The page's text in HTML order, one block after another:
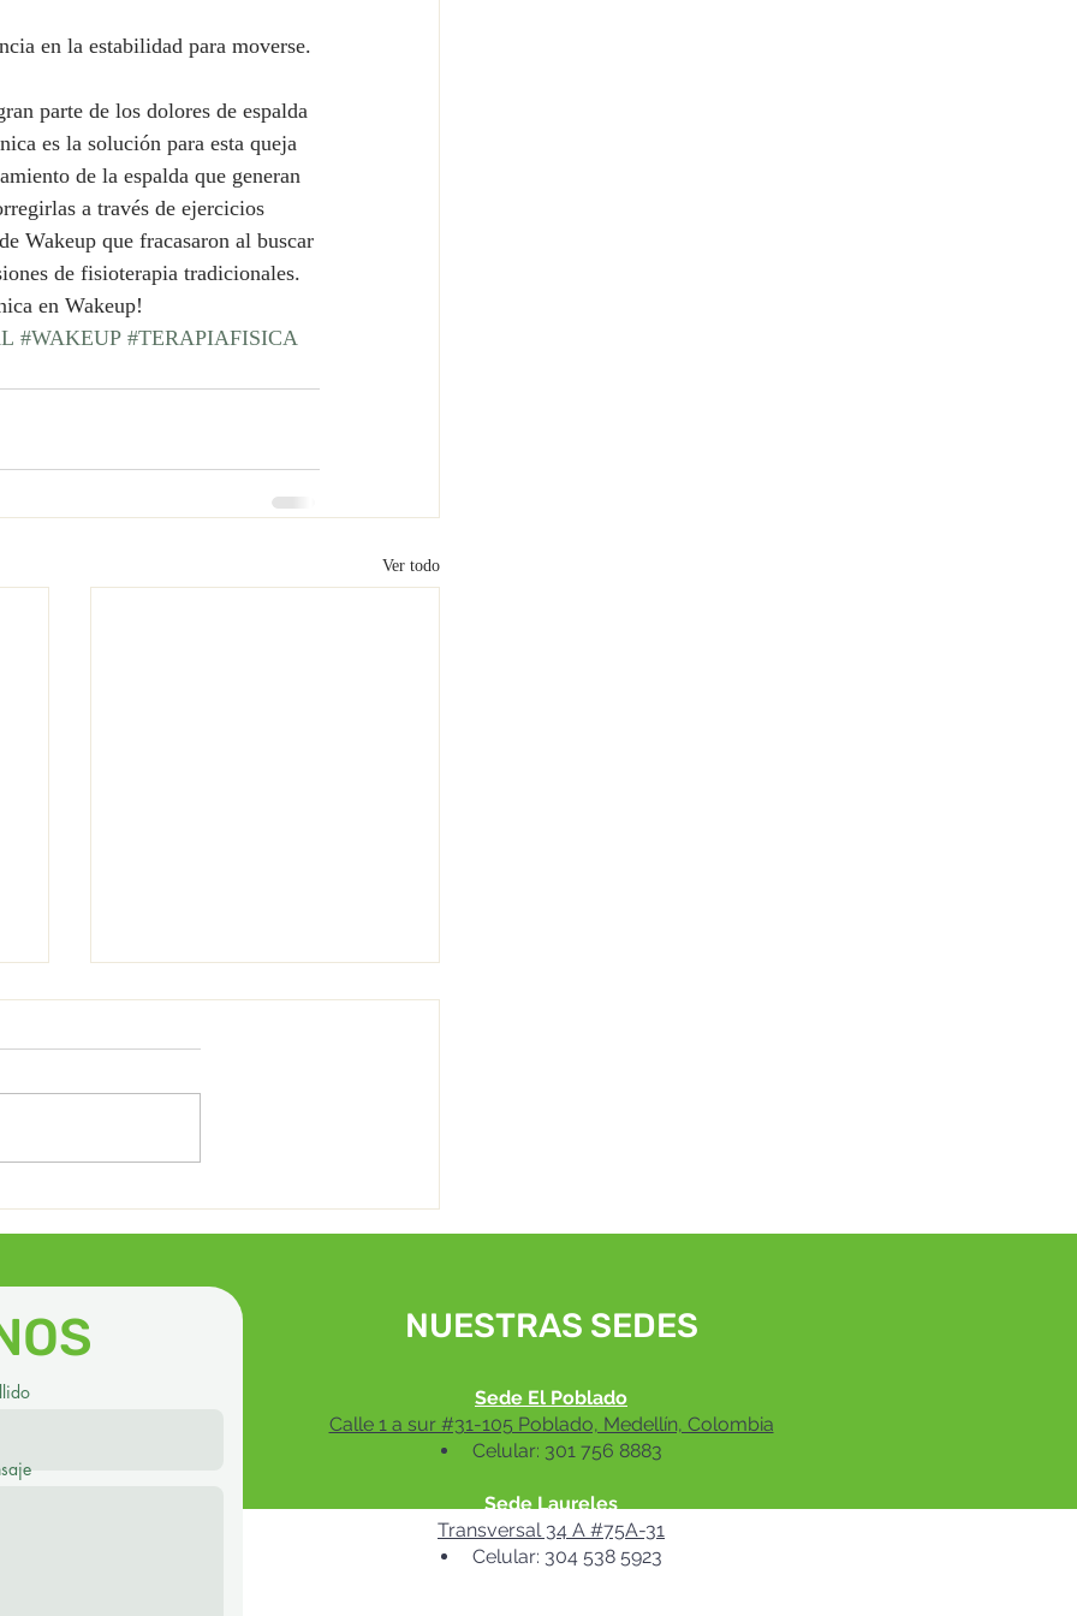
en la estabilidad para moverse.
parte de los dolores de espalda
es la solución para esta queja
de la espalda que generan
a través de ejercicios
Wakeup que fracasaron al buscar
de fisioterapia tradicionales.
en Wakeup!
#WAKEUP#TERAPIAFISICA
Ver todo
ARTROSIS
NUESTRAS SEDES
Sede El Poblado
Calle 1 a sur #31-105 Poblado, Medellín, Colombia
Celular: 301 756 8883
Sede Laureles
Transversal 34 A #75A-31
Celular: 304 538 5923